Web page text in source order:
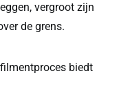
vergroot zijn
de grens.
biedt